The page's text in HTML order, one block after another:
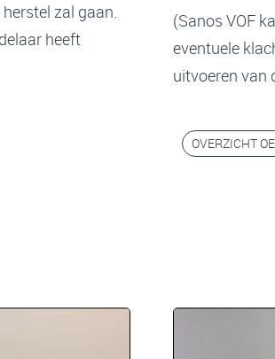
zal gaan.
heeft
(Sanos VOF
eventuele
uitvoeren van
OVERZICHT